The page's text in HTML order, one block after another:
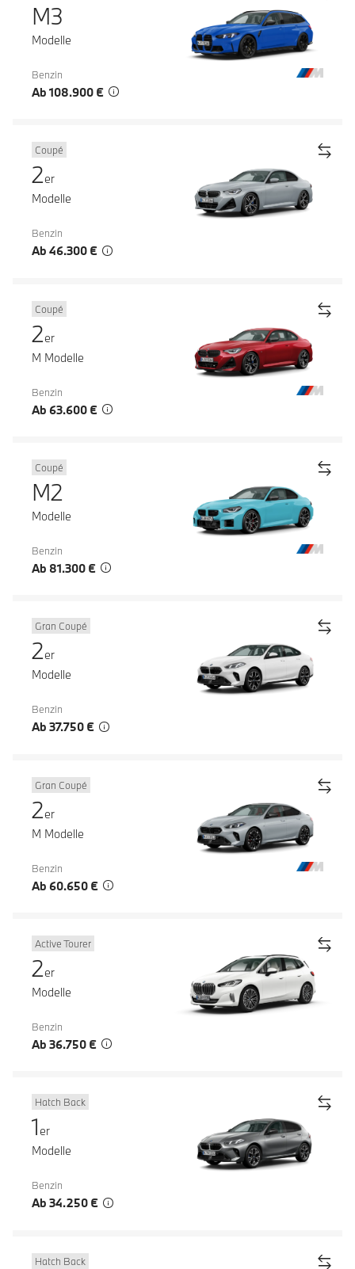
M3
Modelle
Benzin
Ab 108.900 €
Coupé
2er
Modelle
Benzin
Ab 46.300 €
Coupé
2er
M Modelle
Benzin
Ab 63.600 €
Coupé
M2
Modelle
Benzin
Ab 81.300 €
Gran Coupé
2er
Modelle
Benzin
Ab 37.750 €
Gran Coupé
2er
M Modelle
Benzin
Ab 60.650 €
Active Tourer
2er
Modelle
Benzin
Ab 36.750 €
Hatch Back
1er
Modelle
Benzin
Ab 34.250 €
Hatch Back